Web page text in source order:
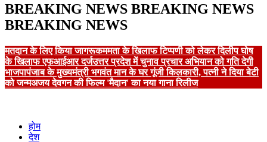
BREAKING NEWS BREAKING NEWS
BREAKING NEWS
मतदान के लिए किया जागरूकममता के खिलाफ टिप्पणी को लेकर दिलीप घोष
के खिलाफ एफआईआर दर्जउत्तर प्रदेश में चुनाव प्रचार अभियान को गति देगी
भाजपापंजाब के मुख्यमंत्री भगवंत मान के घर गूंजी किलकारी, पत्नी ने दिया बेटी
को जन्मअजय देवगन की फिल्म 'मैदान' का नया गाना रिलीज
होम
देश